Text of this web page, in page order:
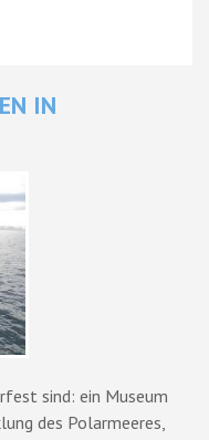
IN
sind: ein Museum
des Polarmeeres,